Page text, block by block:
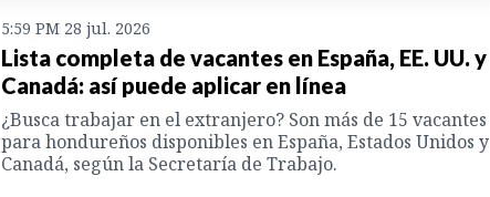
5:59 PM 28 jul. 2026
Lista completa de vacantes en España, EE. UU. y
Canadá: así puede aplicar en línea
¿Busca trabajar en el extranjero? Son más de 15 vacantes
para hondureños disponibles en España, Estados Unidos y
Canadá, según la Secretaría de Trabajo.